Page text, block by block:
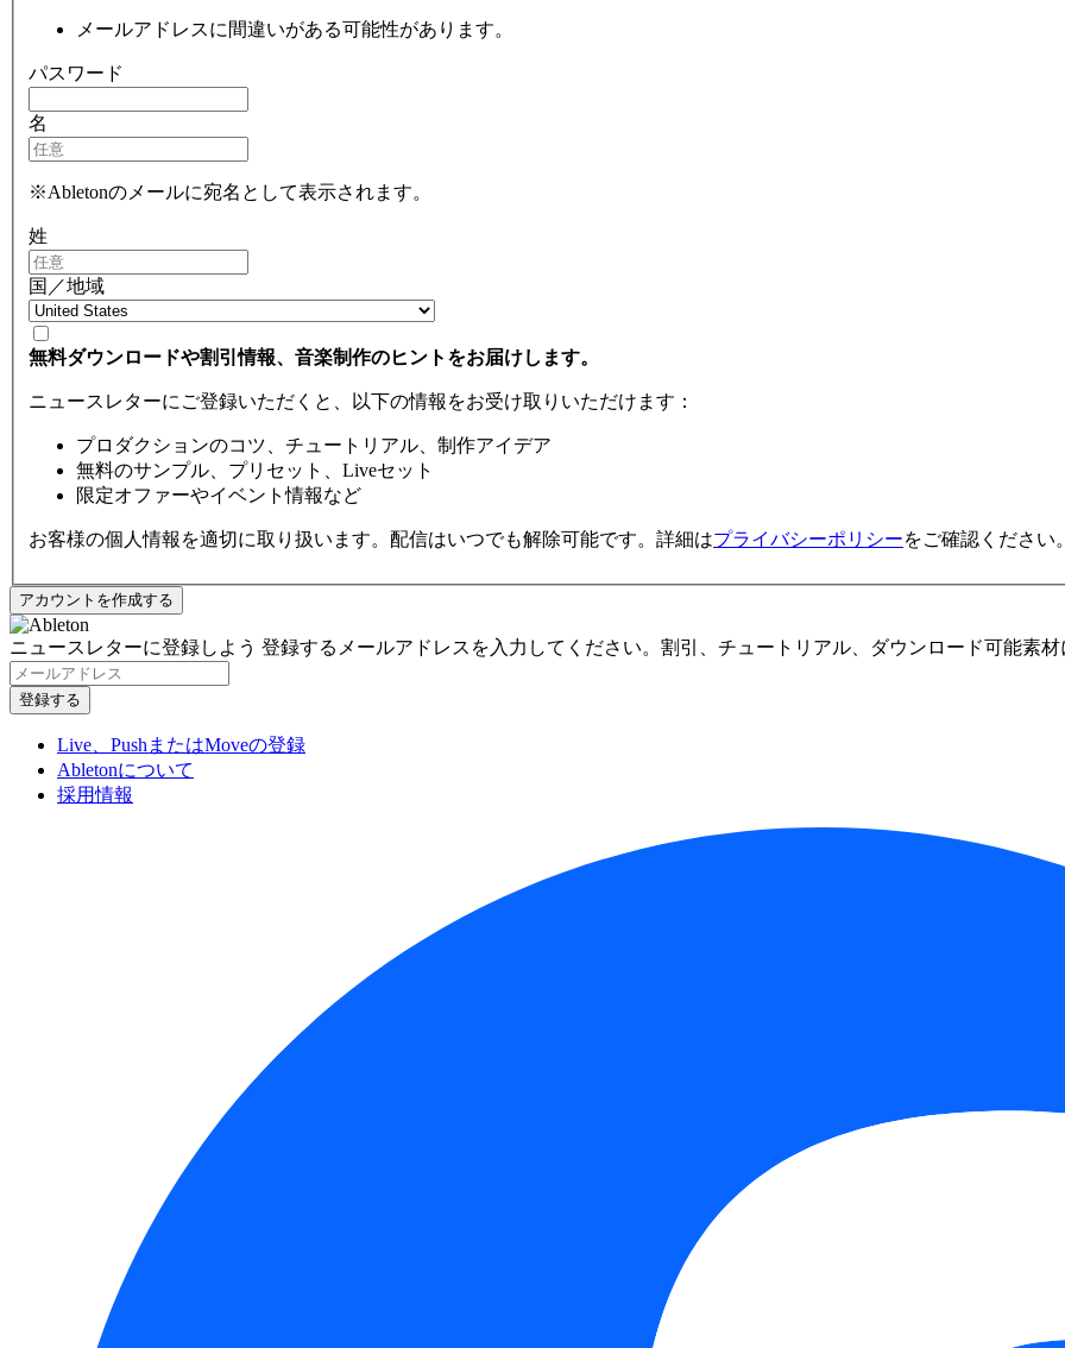
メールアドレスに間違いがある可能性があります。
パスワード
名
※Abletonのメールに宛名として表示されます。
姓
国／地域
無料ダウンロードや割引情報、音楽制作のヒントをお届けします。
ニュースレターにご登録いただくと、以下の情報をお受け取りいただけます：
プロダクションのコツ、チュートリアル、制作アイデア
無料のサンプル、プリセット、Liveセット
限定オファーやイベント情報など
お客様の個人情報を適切に取り扱います。配信はいつでも解除可能です。詳細はプライバシーポリシーをご確認ください
ニュースレターに登録しよう 登録するメールアドレスを入力してください。割引、チュートリアル、ダウンロード可能素
Live、PushまたはMoveの登録
Abletonについて
採用情報